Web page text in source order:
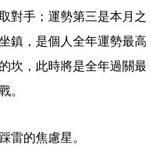
對手；運勢第三是本月之
鎮，是個人全年運勢最高
坎，此時將是全年過關最
。
雷的焦慮星。